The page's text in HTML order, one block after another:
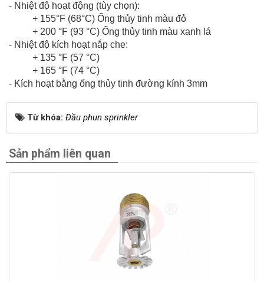
- Nhiệt độ hoạt động (tùy chọn):
+ 155°F (68°C) Ống thủy tinh màu đỏ
+ 200 °F (93 °C) Ống thủy tinh màu xanh lá
- Nhiệt độ kích hoạt nắp che:
+ 135 °F (57 °C)
+ 165 °F (74 °C)
- Kích hoạt bằng ống thủy tinh đường kính 3mm
Từ khóa: Đầu phun sprinkler
Sản phẩm liên quan